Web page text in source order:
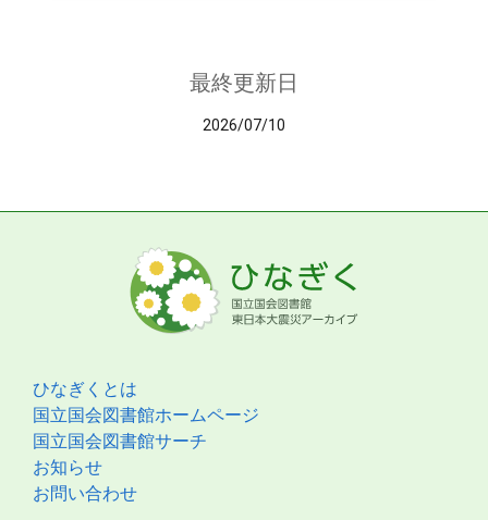
最終更新日
2026/07/10
ひなぎくとは
国立国会図書館ホームページ
国立国会図書館サーチ
お知らせ
お問い合わせ